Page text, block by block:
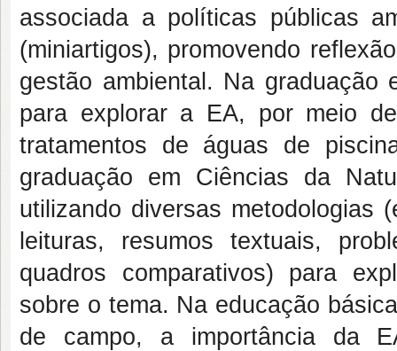
associada a políticas públicas
(miniartigos), promovendo
gestão ambiental. Na
para explorar a EA, por meio
tratamentos de águas de
graduação em Ciências da
utilizando diversas metodologias
leituras, resumos textuais,
quadros comparativos) para
sobre o tema. Na educação
de campo, a importância da